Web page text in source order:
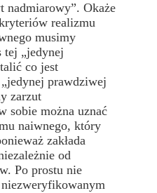
Okaże
realizmu
musimy
tej „jedynej
co jest
prawdziwej
zarzut
sobie można uznać
naiwnego, który
zakłada
od
Po prostu nie